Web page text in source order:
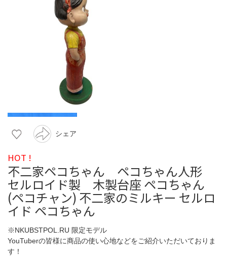
シェア
HOT !
不二家ペコちゃん ペコちゃん人形
セルロイド製 木製台座 ペコちゃん
(ペコチャン) 不二家のミルキー セルロ
イド ペコちゃん
※NKUBSTPOL.RU 限定モデル
YouTuberの皆様に商品の使い心地などをご紹介いただいておりま
す！